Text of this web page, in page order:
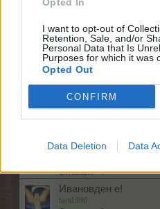
I want to opt-out of
Retention, Sale, and/or
Personal Data that Is
Purposes for which it was
Opted Out
CONFIRM
Data Deletion Data
ПЕПЕЛЯШКА
ЗЪН-ЗЪН, ЗЪН-
sm0uk3r71
Отговори:
6
Лично Творчество
KARAKONJO
Отговори:
6
Честита пролет
.TAINNA.
Ниво 200
Отговори:
4
Ивановден е!
tani1980